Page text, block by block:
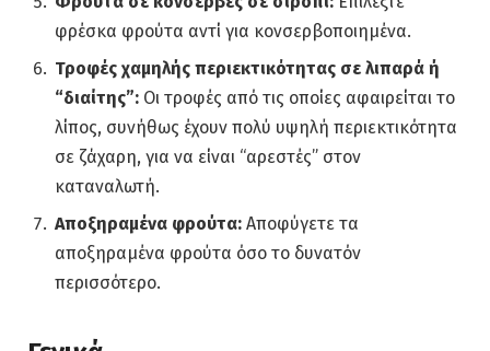
φρέσκα φρούτα αντί για κονσερβοποιημένα.
Τροφές χαμηλής περιεκτικότητας σε λιπαρά ή
“διαίτης”: Οι τροφές από τις οποίες αφαιρείται το
λίπος, συνήθως έχουν πολύ υψηλή περιεκτικότητα
σε ζάχαρη, για να είναι “αρεστές” στον
καταναλωτή.
Αποξηραμένα φρούτα: Αποφύγετε τα
αποξηραμένα φρούτα όσο το δυνατόν
περισσότερο.